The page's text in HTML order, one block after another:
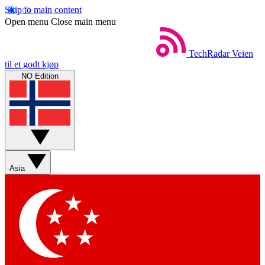
Skip to main content
Open menu Close main menu
TechRadar Veien
til et godt kjøp
NO Edition
Asia